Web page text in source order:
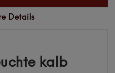
Details
kalb